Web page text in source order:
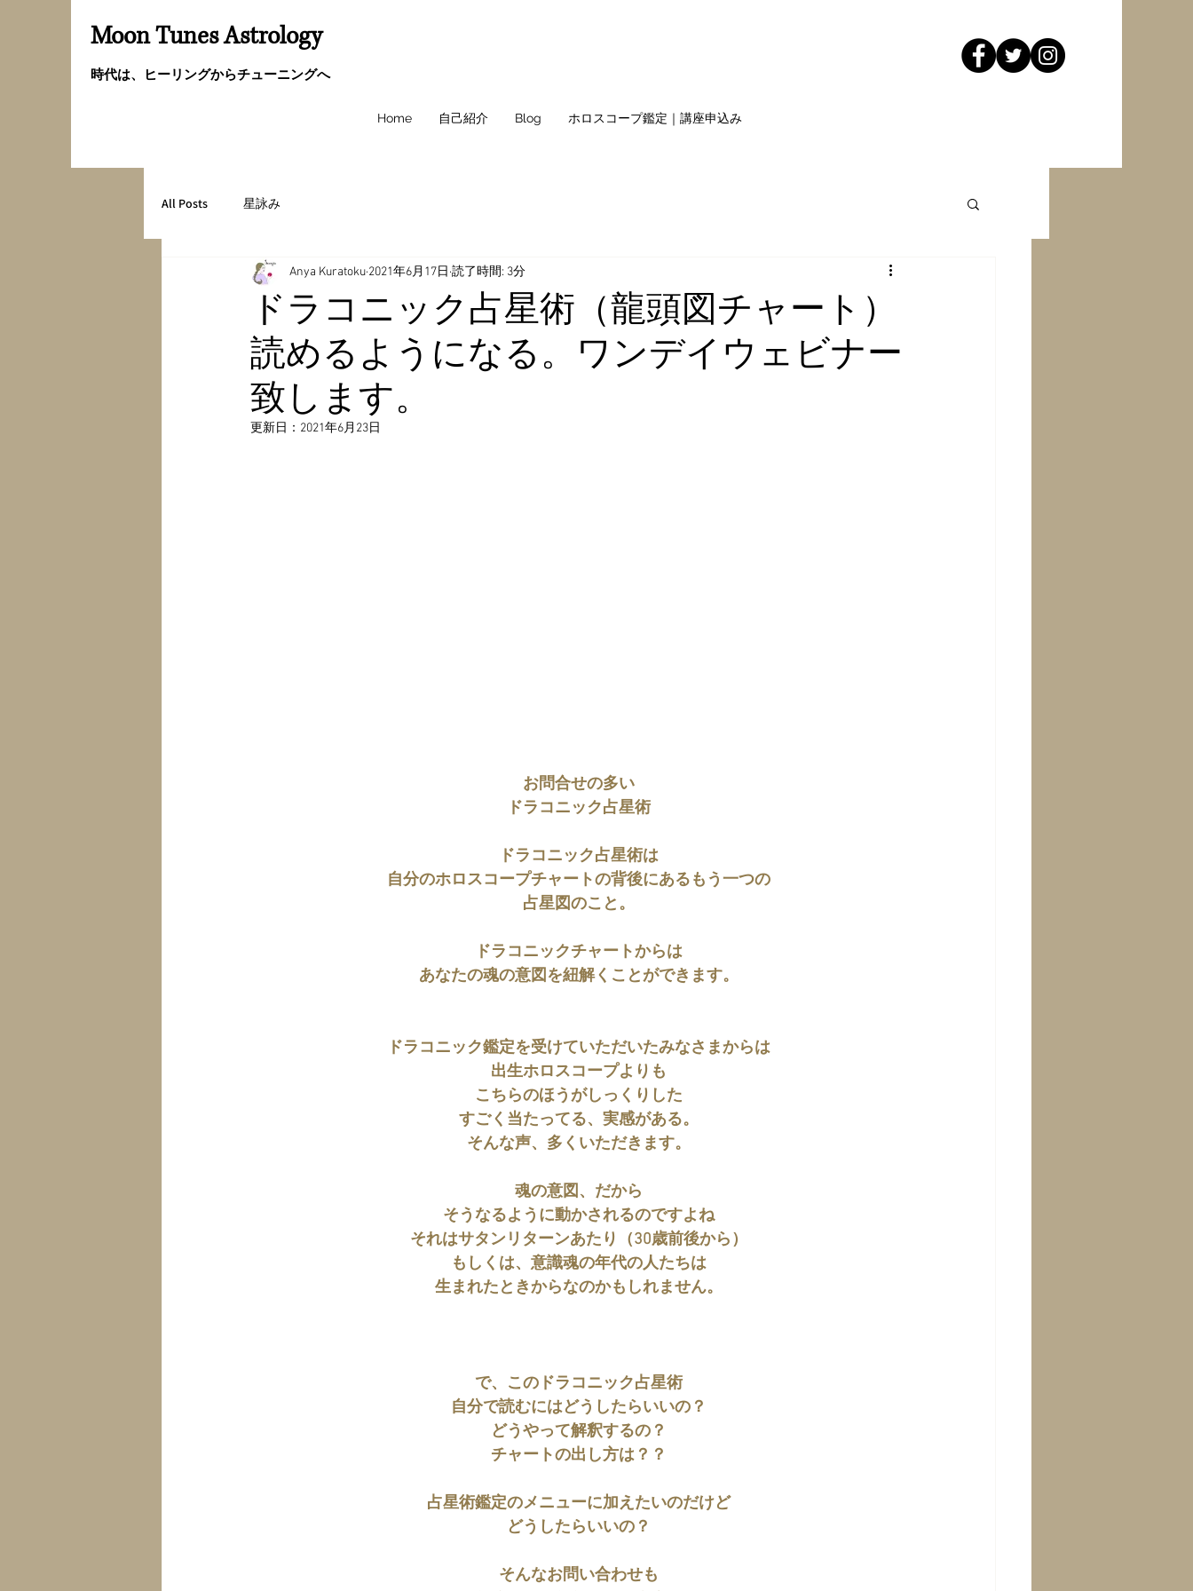
Moon Tunes Astrology
時代は、ヒーリングからチューニングへ
Home 自己紹介 Blog ホロスコープ鑑定｜講座申込み
All Posts 星詠み
ドラコニック占星術（龍頭図チャート）
読めるようになる。ワンデイウェビナー
致します。
Anya Kuratoku 2021年6月17日 読了時間: 3分
更新日： 2021年6月23日
お問合せの多い
ドラコニック占星術
ドラコニック占星術は
自分のホロスコープチャートの背後にあるもう一つの
占星図のこと。
ドラコニックチャートからは
あなたの魂の意図を紐解くことができます。
ドラコニック鑑定を受けていただいたみなさまからは
出生ホロスコープよりも
こちらのほうがしっくりした
すごく当たってる、実感がある。
そんな声、多くいただきます。
魂の意図、だから
そうなるように動かされるのですよね
それはサタンリターンあたり（30歳前後から）
もしくは、意識魂の年代の人たちは
生まれたときからなのかもしれません。
で、このドラコニック占星術
自分で読むにはどうしたらいいの？
どうやって解釈するの？
チャートの出し方は？？
占星術鑑定のメニューに加えたいのだけど
どうしたらいいの？
そんなお問い合わせも